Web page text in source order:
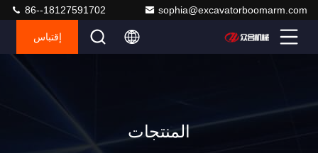
sophia@excavatorboomarm.com
86--18127591702
إقتباس
المنتجات